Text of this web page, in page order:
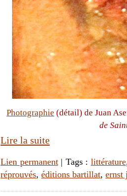
Photographie (détail) de Juan
de
Lire la suite
Lien permanent| Tags : littérature
réprouvés, éditions bartillat, ernst